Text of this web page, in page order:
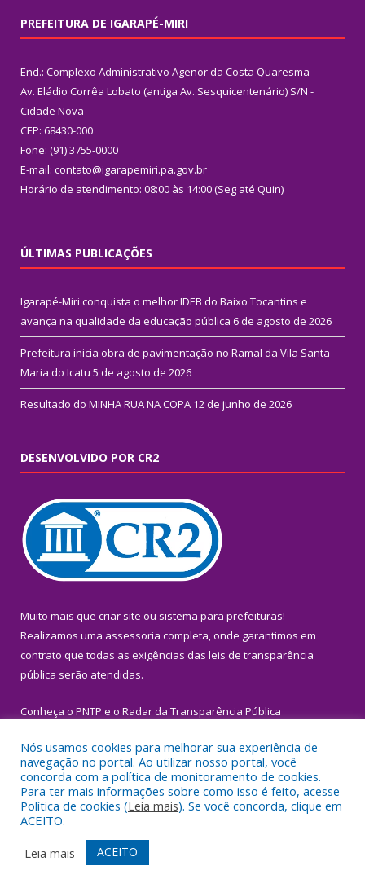
PREFEITURA DE IGARAPÉ-MIRI
End.: Complexo Administrativo Agenor da Costa Quaresma
Av. Eládio Corrêa Lobato (antiga Av. Sesquicentenário) S/N -
Cidade Nova
CEP: 68430-000
Fone: (91) 3755-0000
E-mail: contato@igarapemiri.pa.gov.br
Horário de atendimento: 08:00 às 14:00 (Seg até Quin)
ÚLTIMAS PUBLICAÇÕES
Igarapé-Miri conquista o melhor IDEB do Baixo Tocantins e
avança na qualidade da educação pública 6 de agosto de 2026
Prefeitura inicia obra de pavimentação no Ramal da Vila Santa
Maria do Icatu 5 de agosto de 2026
Resultado do MINHA RUA NA COPA 12 de junho de 2026
DESENVOLVIDO POR CR2
Muito mais que criar site ou sistema para prefeituras!
Realizamos uma assessoria completa, onde garantimos em
contrato que todas as exigências das leis de transparência
pública serão atendidas.
Conheça o PNTP e o Radar da Transparência Pública
Todos os direitos reservados a Prefeitura Municipal de Igarapé-
Miri.
Mapa do Site
Acessar Área Administrativa
Acessar Webmail
Nós usamos cookies para melhorar sua experiência de
navegação no portal. Ao utilizar nosso portal, você
concorda com a política de monitoramento de cookies.
Para ter mais informações sobre como isso é feito, acesse
Política de cookies (Leia mais). Se você concorda, clique em
ACEITO.
Leia mais
ACEITO